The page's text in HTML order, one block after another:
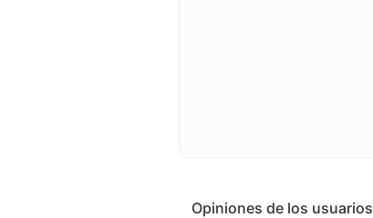
Opiniones de los usuarios